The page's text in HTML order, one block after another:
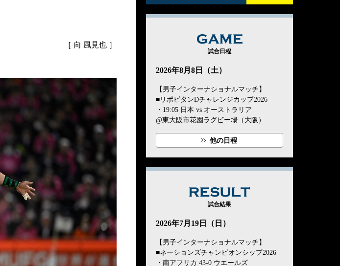
［ 向 風見也 ］ GAME
試合日程
2026年8月8日（土）
【男子インターナショナルマッチ】
■リポビタンDチャレンジカップ2026
・19:05 日本 vs オーストラリア
@東大阪市花園ラグビー場（大阪）
他の日程
試合結果
2026年7月19日（日）
【男子インターナショナルマッチ】
■ネーションズチャンピオンシップ2026
・南アフリカ 43-0 ウエールズ